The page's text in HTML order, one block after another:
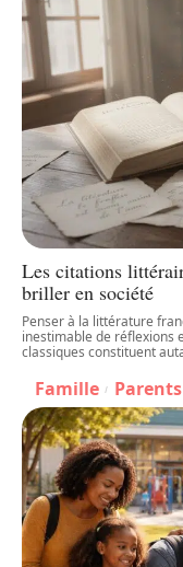
Les citations
briller en société
Penser à la littérature
inestimable de réflexions
classiques constituent
Famille Parents